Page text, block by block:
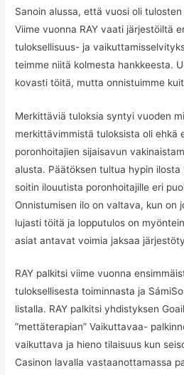
Sanoin alussa, että vuosi oli
Viime vuonna RAY vaati järjestöiltä
tuloksellisuus- ja
teimme niitä kolmesta hankkeesta.
kovasti töitä, mutta onnistuimme
Merkittäviä tuloksia syntyi vuoden
merkittävimmistä tuloksista oli ehkä
poronhoitajien sijaisavun
alusta. Päätöksen tultua hypin ilosta
soitin ilouutista poronhoitajille eri
Onnistumisen ilo on valtava, kun on
lujasti töitä ja lopputulos on
asiat antavat voimia jaksaa
RAY palkitsi viime vuonna
tuloksellisesta toiminnasta ja
listalla. RAY palkitsi yhdistyksen
”mettäterapian” Vaikuttavaa-
vaikuttava ja hieno tilaisuus kun
Casinon lavalla vastaanottamassa